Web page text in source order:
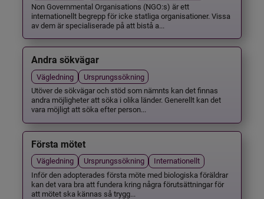
Non Governmental Organisations (NGO:s) är ett
internationellt begrepp för icke statliga organisationer. Vissa
av dem är specialiserade på att bistå a...
Andra sökvägar
Vägledning
Ursprungssökning
Utöver de sökvägar och stöd som nämnts kan det finnas
andra möjligheter att söka i olika länder. Generellt kan det
vara möjligt att söka efter person...
Första mötet
Vägledning Ursprungssökning
Internationellt
Inför den adopterades första möte med biologiska föräldrar
kan det vara bra att fundera kring några förutsättningar för
att mötet ska kännas så trygg...